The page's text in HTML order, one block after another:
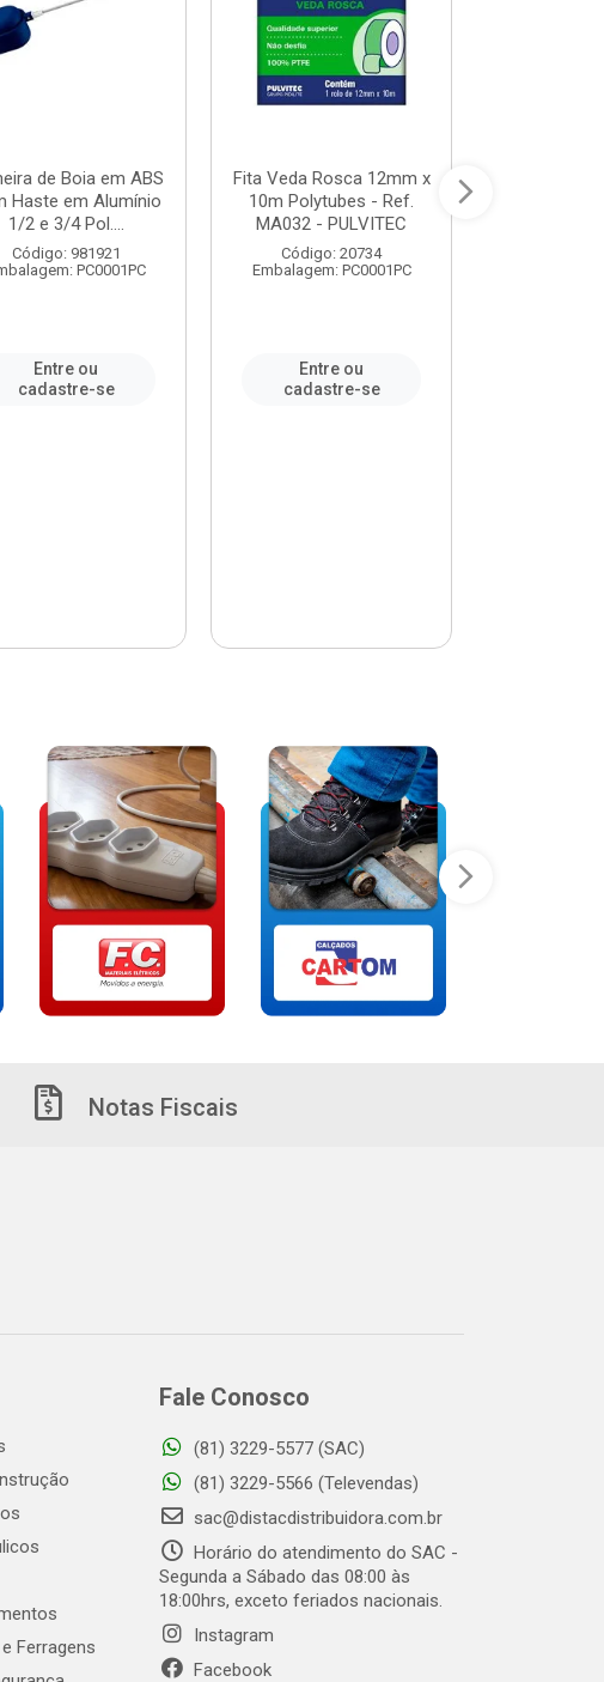
de Boia em ABS
Haste em Alumínio
1/2 e 3/4 Pol....
Código: 981921
PC0001PC
Entre ou
cadastre-se
Fita Veda Rosca 12mm x
10m Polytubes - Ref.
MA032 - PULVITEC
Código: 20734
Embalagem: PC0001PC
Entre ou
cadastre-se
Notas Fiscais
Ferragens
Fale Conosco
(81) 3229-5577 (SAC)
(81) 3229-5566 (Televendas)
sac@distacdistribuidora.com.br
Horário do atendimento do SAC -
Segunda a Sábado das 08:00 às
18:00hrs, exceto feriados nacionais.
Instagram
Facebook